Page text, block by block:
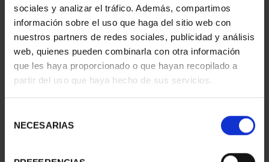
sociales y analizar el tráfico. Además, compartimos
información sobre el uso que haga del sitio web con
nuestros partners de redes sociales, publicidad y análisis
web, quienes pueden combinarla con otra información
que les haya proporcionado o que hayan recopilado a
partir del uso que haya hecho de sus servicios.
NECESARIAS